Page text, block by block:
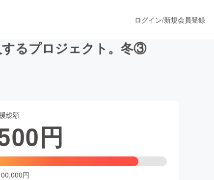
ファッション
ログイン/新規会員登録
するプロジェクト。冬③
総額
円
円